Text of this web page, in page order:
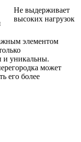
Не выдерживает
высоких нагрузок
элементом
и уникальны.
может
его более